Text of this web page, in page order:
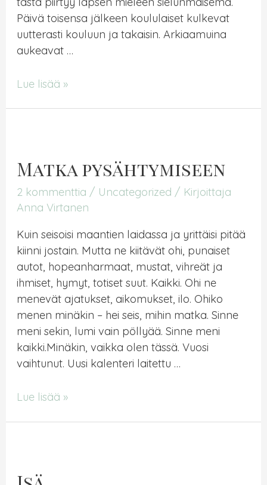
Päivä toisensa jälkeen koululaiset kulkevat
uutterasti kouluun ja takaisin. Arkiaamuina
aukeavat …
Lapsuuden
Lue lisää »
Matka pysähtymiseen
2 kommenttia / Uncategorized / Kirjoittaja
Anna Virtanen
Kuin seisoisi maantien laidassa ja yrittäisi pitää
kiinni jostain. Mutta ne kiitävät ohi, punaiset
autot, hopeanharmaat, mustat, vihreät ja
ihmiset, hymyt, totiset suut. Kaikki. Ohi ne
menevät ajatukset, aikomukset, ilo. Ohiko
menen minäkin – hei seis, mihin matka. Sinne
meni sekin, lumi vain pöllyää. Sinne meni
kaikki.Minäkin, vaikka olen tässä. Vuosi
vaihtunut. Uusi kalenteri laitettu …
Matka
Lue lisää »